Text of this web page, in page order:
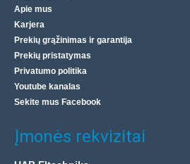
Apie mus
Karjera
Prekių grąžinimas ir garantija
Prekių pristatymas
Privatumo politika
Youtube kanalas
Sekite mus Facebook
Įmonės rekvizitai